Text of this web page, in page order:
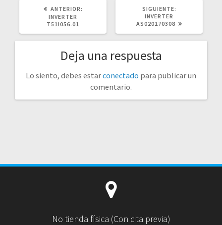
ANTERIOR:
INVERTER
T51I056.01
SIGUIENTE:
INVERTER
AS020170308
Deja una respuesta
Lo siento, debes estarconectado para publicar un
comentario.
No tienda física (Con cita previa)